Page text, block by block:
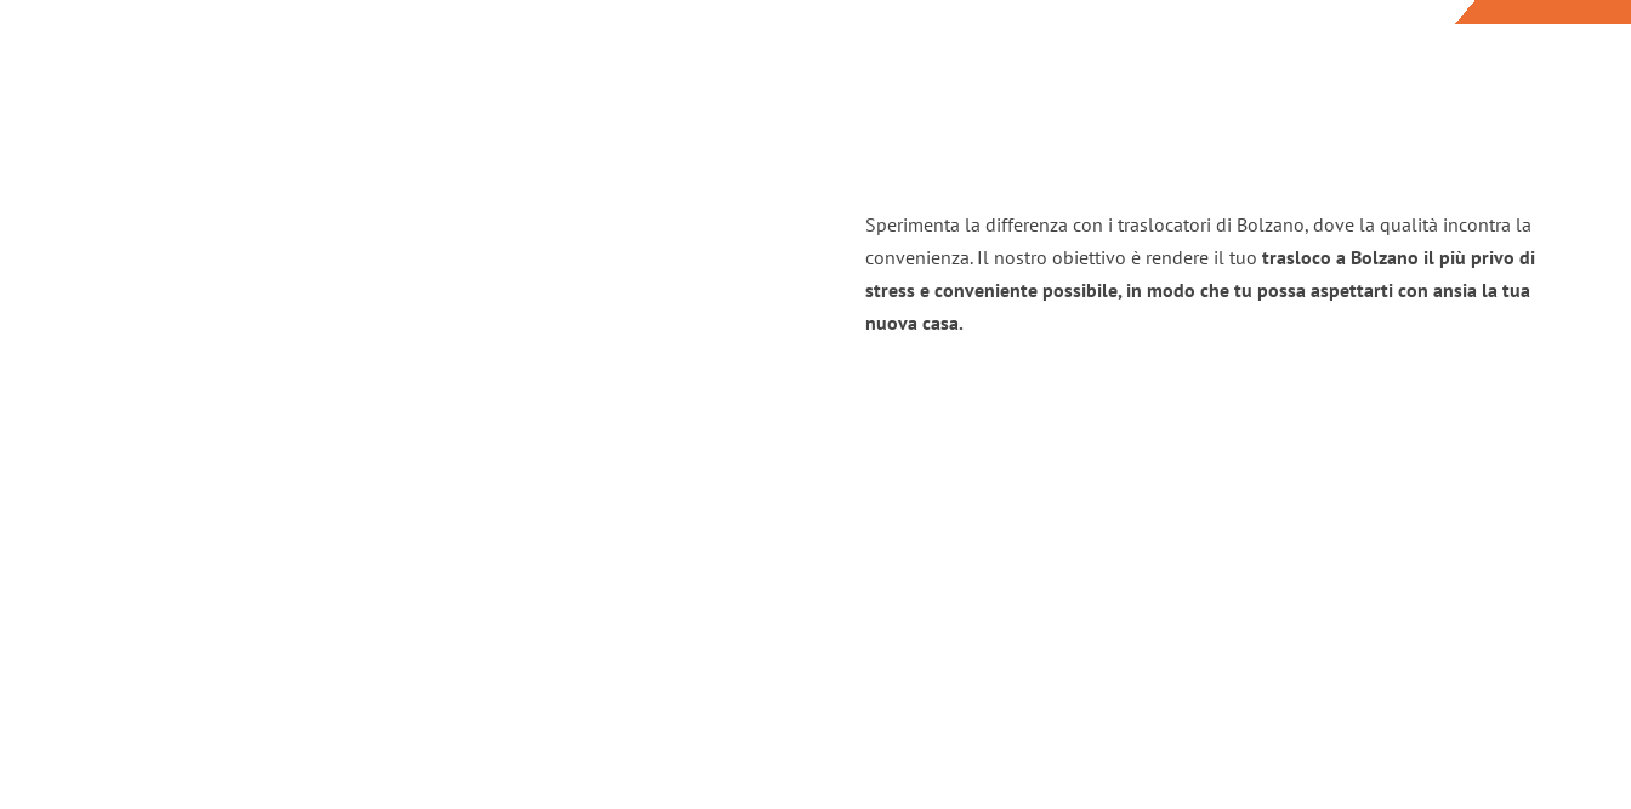
Sperimenta la differenza con i traslocatori di Bolzano, dove la qualità incontra la
convenienza. Il nostro obiettivo è rendere il tuo trasloco a Bolzano il più privo di
stress e conveniente possibile, in modo che tu possa aspettarti con ansia la tua
nuova casa.